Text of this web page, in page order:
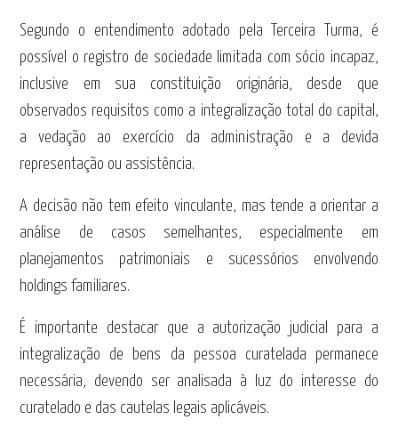
Segundo o entendimento adotado pela Terceira Turma, é
possível o registro de sociedade limitada com sócio incapaz,
inclusive em sua constituição originária, desde que
observados requisitos como a integralização total do capital,
a vedação ao exercício da administração e a devida
representação ou assistência.
A decisão não tem efeito vinculante, mas tende a orientar a
análise de casos semelhantes, especialmente em
planejamentos patrimoniais e sucessórios envolvendo
holdings familiares.
É importante destacar que a autorização judicial para a
integralização de bens da pessoa curatelada permanece
necessária, devendo ser analisada à luz do interesse do
curatelado e das cautelas legais aplicáveis.